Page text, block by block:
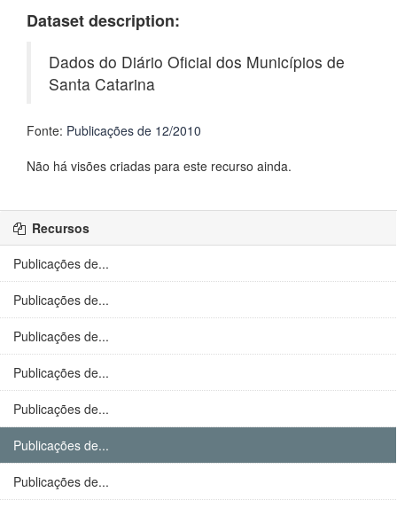
Dataset description:
Dados do Diário Oficial dos Municípios de
Santa Catarina
Fonte: Publicações de 12/2010
Não há visões criadas para este recurso ainda.
Recursos
Publicações de...
Publicações de...
Publicações de...
Publicações de...
Publicações de...
Publicações de...
Publicações de...